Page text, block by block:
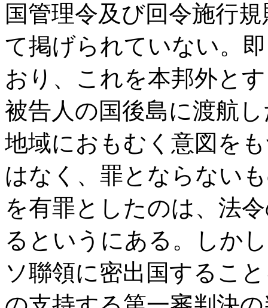
国管理令及び回令施行
て掲げられていない。
おり、これを本邦外と
被告人の国後島に渡航
地域におもむく意図を
はなく、罪とならない
を有罪としたのは、法
るというにある。しか
ソ聯領に密出国するこ